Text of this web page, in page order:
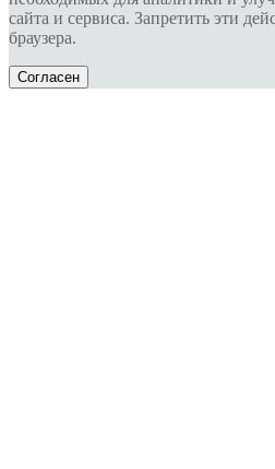
сайта и сервиса. Запретить эти
браузера.
Согласен